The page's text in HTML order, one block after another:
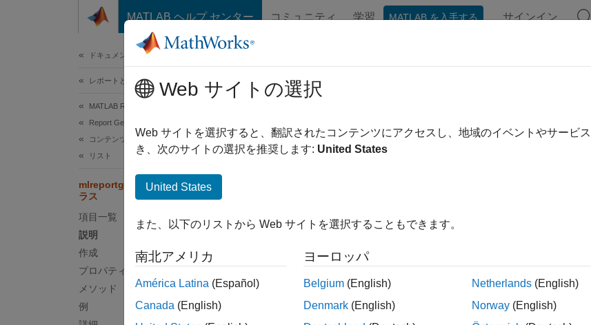
コンテンツへスキップ
MATLAB ヘルプ センター コミュニティ 学習 MATLAB を入手する サインイン
ドキュメンテーションのホーム
レポートとデータベース アクセス
MATLAB Report Generator
Report Generator の開発
コンテンツの生成
リスト
mlreportgen.dom.UnorderedList ク
ラス
項目一覧
説明
作成
プロパティ
メソッド
例
mlreportgen.dom.UnorderedList クラ
名前空間:mlreportgen.dom
説明
mlreportgen.dom.UnorderedList クラスは handle クラスです。
作成
Web サイトの選択
Web サイトを選択すると、翻訳されたコンテンツにアクセスし、地域のイベントやサービ
き、次のサイトの選択を推奨します: United States
United States
また、以下のリストから Web サイトを選択することもできます。
南北アメリカ
América Latina (Español)
Canada (English)
ヨーロッパ
Belgium (English)
Denmark (English)
Netherlands (English)
Norway (English)